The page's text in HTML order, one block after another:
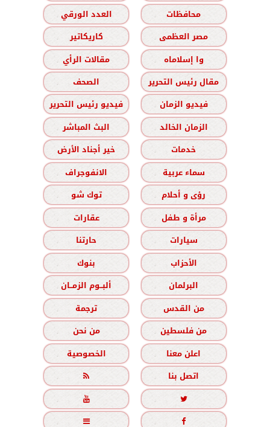
محافظات
العدد الورقي
مصر العظمى
كاريكاتير
وا إسلاماه
مقالات الرأي
مقال رئيس التحرير
الصحف
فيديو الزمان
فيديو رئيس التحرير
الزمان الخالد
البث المباشر
خدمات
خير أجناد الأرض
سماء عربية
الانفوجراف
رؤى و أحلام
توك شو
مرأة و طفل
عقارات
سيارات
حارتنا
الأحزاب
بنوك
البرلمان
ألبــوم الزمــان
من القدس
ترجمة
من فلسطين
من نحن
اعلن معنا
الخصوصية
اتصل بنا




